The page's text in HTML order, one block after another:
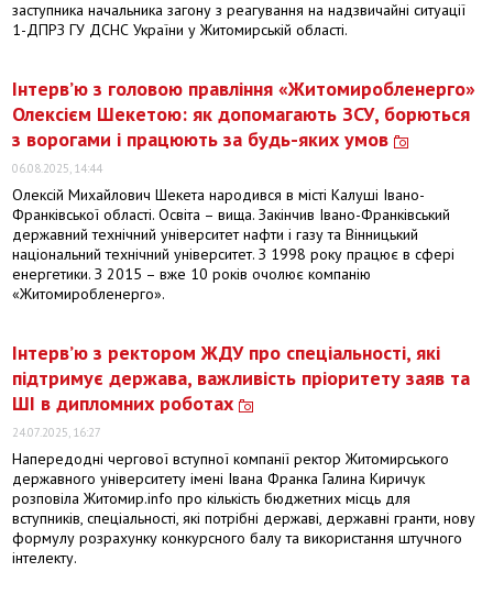
заступника начальника загону з реагування на надзвичайні ситуації
1-ДПРЗ ГУ ДСНС України у Житомирській області.
Інтерв’ю з головою правління «Житомиробленерго»
Олексієм Шекетою: як допомагають ЗСУ, борються
з ворогами і працюють за будь-яких умов
06.08.2025, 14:44
Олексій Михайлович Шекета народився в місті Калуші Івано-
Франківської області. Освіта – вища. Закінчив Івано-Франківський
державний технічний університет нафти і газу та Вінницький
національний технічний університет. З 1998 року працює в сфері
енергетики. З 2015 – вже 10 років очолює компанію
«Житомиробленерго».
Інтерв’ю з ректором ЖДУ про спеціальності, які
підтримує держава, важливість пріоритету заяв та
ШІ в дипломних роботах
24.07.2025, 16:27
Напередодні чергової вступної компанії ректор Житомирського
державного університету імені Івана Франка Галина Киричук
розповіла Житомир.info про кількість бюджетних місць для
вступників, спеціальності, які потрібні державі, державні гранти, нову
формулу розрахунку конкурсного балу та використання штучного
інтелекту.